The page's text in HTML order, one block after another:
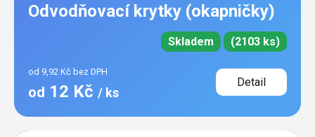
Odvodňovací krytky (okapničky)
Skladem (2103 ks)
od 9,92 Kč bez DPH
od 12 Kč / ks
Detail